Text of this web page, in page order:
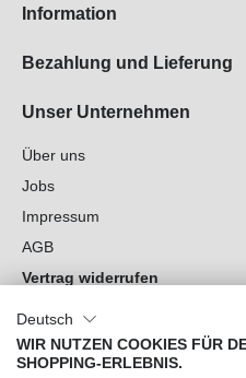
Information
Bezahlung und Lieferung
Unser Unternehmen
Über uns
Jobs
Impressum
AGB
Vertrag widerrufen
Cookie-Einstellungen
Deutsch
WIR NUTZEN COOKIES FÜR
SHOPPING-ERLEBNIS.